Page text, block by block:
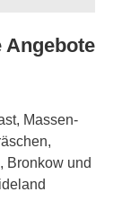
Angebote
Massen-
Bronkow und